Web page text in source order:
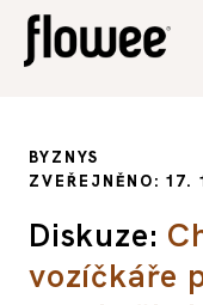
BYZNYS
ZVEŘEJNĚNO: 17.
Diskuze:
vozíčkáře